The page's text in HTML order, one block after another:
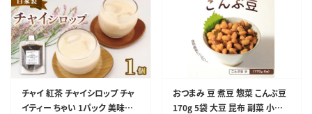
チャイ 紅茶 チャイシロップ チャ
イティー ちゃい 1パック 美味し
おつまみ 豆 煮豆 惣菜 こんぶ豆
170g 5袋 大豆 昆布 副菜 小鉢